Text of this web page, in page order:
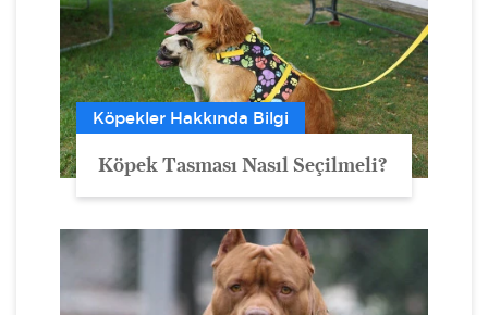
Köpekler Hakkında Bilgi
Köpek Tasması Nasıl Seçilmeli?